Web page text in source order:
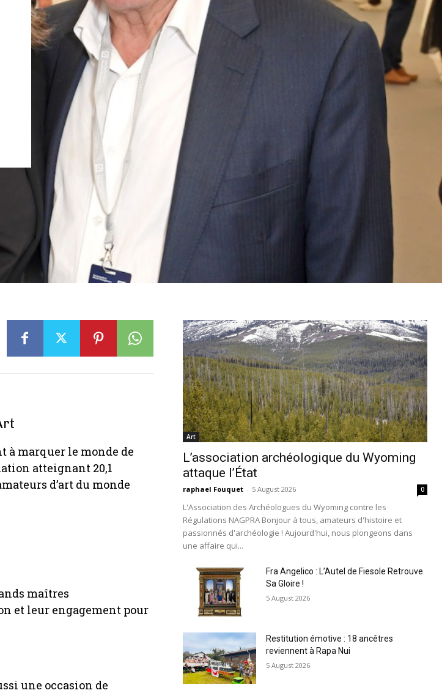
à marquer le monde de
atteignant 20,1
d’art du monde
maîtres
et leur engagement pour
une occasion de
Art
L’association archéologique du Wyoming
attaque l’État
raphael Fouquet - 5 August 2026 0
L'Association des Archéologues du Wyoming contre les
Régulations NAGPRA Bonjour à tous, amateurs d'histoire et
passionnés d'archéologie ! Aujourd'hui, nous plongeons dans
une affaire qui...
Fra Angelico : L’Autel de Fiesole Retrouve
Sa Gloire !
5 August 2026
Restitution émotive : 18 ancêtres
reviennent à Rapa Nui
5 August 2026